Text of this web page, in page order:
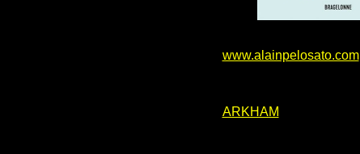
www.alainpelosato.com
ARKHAM